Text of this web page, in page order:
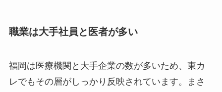
職業は大手社員と医者が多い
福岡は医療機関と大手企業の数が多いため、東カ
レでもその層がしっかり反映されています。まさ